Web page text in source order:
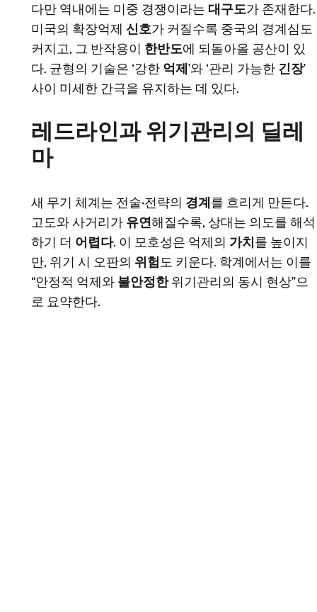
다만 역내에는 미중 경쟁이라는 대구도가 존재한다.
미국의 확장억제 신호가 커질수록 중국의 경계심도
커지고, 그 반작용이 한반도에 되돌아올 공산이 있
다. 균형의 기술은 ‘강한 억제 ’와 ‘관리 가능한 긴장’
사이 미세한 간극을 유지하는 데 있다.
레드라인과 위기관리의 딜레
마
새 무기 체계는 전술·전략의 경계 를 흐리게 만든다.
고도와 사거리가 유연해질수록, 상대는 의도를 해석
하기 더 어렵다. 이 모호성은 억제의 가치 를 높이지
만, 위기 시 오판의 위험도 키운다. 학계에서는 이를
“안정적 억제와 불안정한위기관리의 동시 현상”으
로 요약한다.